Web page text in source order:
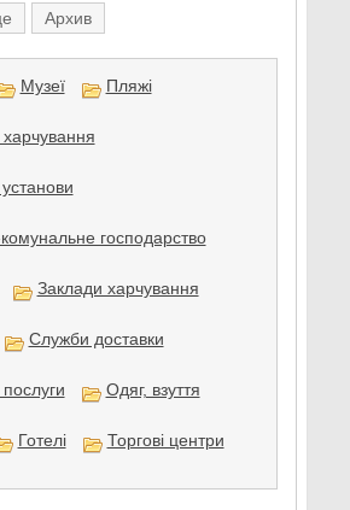
Архив
Музеї Пляжі
господарство
Заклади харчування
Служби доставки
Одяг, взуття
Готелі Торгові центри